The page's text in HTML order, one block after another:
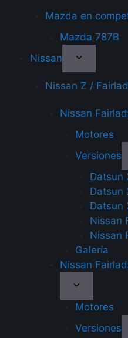
Mazda en
Mazda 787B
Nissan
Nissan Z /
Nissan
Motores
Versiones
Datsun
Datsun
Datsun
Nissan
Nissan
Galería
Nissan
Motores
Versiones